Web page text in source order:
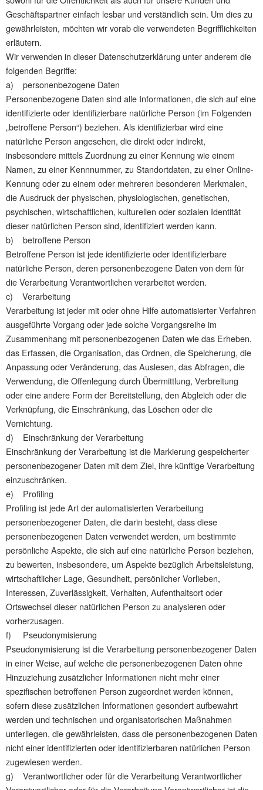
Geschäftspartner einfach lesbar und verständlich sein. Um dies zu
gewährleisten, möchten wir vorab die verwendeten Begrifflichkeiten
erläutern.
Wir verwenden in dieser Datenschutzerklärung unter anderem die
folgenden Begriffe:
a) personenbezogene Daten
Personenbezogene Daten sind alle Informationen, die sich auf eine
identifizierte oder identifizierbare natürliche Person (im Folgenden
„betroffene Person“) beziehen. Als identifizierbar wird eine
natürliche Person angesehen, die direkt oder indirekt,
insbesondere mittels Zuordnung zu einer Kennung wie einem
Namen, zu einer Kennnummer, zu Standortdaten, zu einer Online-
Kennung oder zu einem oder mehreren besonderen Merkmalen,
die Ausdruck der physischen, physiologischen, genetischen,
psychischen, wirtschaftlichen, kulturellen oder sozialen Identität
dieser natürlichen Person sind, identifiziert werden kann.
b) betroffene Person
Betroffene Person ist jede identifizierte oder identifizierbare
natürliche Person, deren personenbezogene Daten von dem für
die Verarbeitung Verantwortlichen verarbeitet werden.
c) Verarbeitung
Verarbeitung ist jeder mit oder ohne Hilfe automatisierter Verfahren
ausgeführte Vorgang oder jede solche Vorgangsreihe im
Zusammenhang mit personenbezogenen Daten wie das Erheben,
das Erfassen, die Organisation, das Ordnen, die Speicherung, die
Anpassung oder Veränderung, das Auslesen, das Abfragen, die
Verwendung, die Offenlegung durch Übermittlung, Verbreitung
oder eine andere Form der Bereitstellung, den Abgleich oder die
Verknüpfung, die Einschränkung, das Löschen oder die
Vernichtung.
d) Einschränkung der Verarbeitung
Einschränkung der Verarbeitung ist die Markierung gespeicherter
personenbezogener Daten mit dem Ziel, ihre künftige Verarbeitung
einzuschränken.
e) Profiling
Profiling ist jede Art der automatisierten Verarbeitung
personenbezogener Daten, die darin besteht, dass diese
personenbezogenen Daten verwendet werden, um bestimmte
persönliche Aspekte, die sich auf eine natürliche Person beziehen,
zu bewerten, insbesondere, um Aspekte bezüglich Arbeitsleistung,
wirtschaftlicher Lage, Gesundheit, persönlicher Vorlieben,
Interessen, Zuverlässigkeit, Verhalten, Aufenthaltsort oder
Ortswechsel dieser natürlichen Person zu analysieren oder
vorherzusagen.
f) Pseudonymisierung
Pseudonymisierung ist die Verarbeitung personenbezogener Daten
in einer Weise, auf welche die personenbezogenen Daten ohne
Hinzuziehung zusätzlicher Informationen nicht mehr einer
spezifischen betroffenen Person zugeordnet werden können,
sofern diese zusätzlichen Informationen gesondert aufbewahrt
werden und technischen und organisatorischen Maßnahmen
unterliegen, die gewährleisten, dass die personenbezogenen Daten
nicht einer identifizierten oder identifizierbaren natürlichen Person
zugewiesen werden.
g) Verantwortlicher oder für die Verarbeitung Verantwortlicher